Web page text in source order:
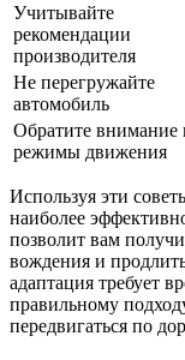
Учитывайте
рекомендации
производителя
Не перегружайте
автомобиль
Обратите внимание
режимы движения
Используя эти
наиболее
позволит вам
вождения и
адаптация требует
правильному
передвигаться по